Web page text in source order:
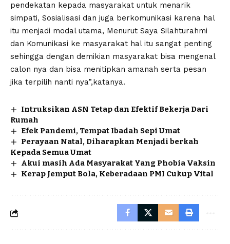
pendekatan kepada masyarakat untuk menarik
simpati, Sosialisasi dan juga berkomunikasi karena hal
itu menjadi modal utama, Menurut Saya Silahturahmi
dan Komunikasi ke masyarakat hal itu sangat penting
sehingga dengan demikian masyarakat bisa mengenal
calon nya dan bisa menitipkan amanah serta pesan
jika terpilih nanti nya”,katanya.
Intruksikan ASN Tetap dan Efektif Bekerja Dari
Rumah
Efek Pandemi, Tempat Ibadah Sepi Umat
Perayaan Natal, Diharapkan Menjadi berkah
Kepada Semua Umat
Akui masih Ada Masyarakat Yang Phobia Vaksin
Kerap Jemput Bola, Keberadaan PMI Cukup Vital